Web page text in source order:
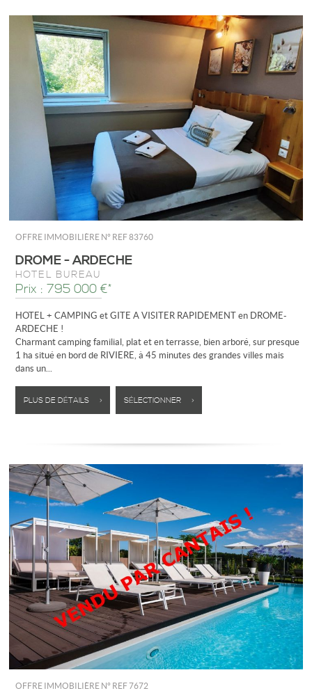
OFFRE IMMOBILIÈRE N° REF 83760
DROME - ARDECHE
HÔTEL BUREAU
Prix : 795 000 €*
HOTEL + CAMPING et GITE A VISITER RAPIDEMENT en DROME-
ARDECHE !
Charmant camping familial, plat et en terrasse, bien arboré, sur presque
1 ha situé en bord de RIVIERE, à 45 minutes des grandes villes mais
dans un...
PLUS DE DÉTAILS > SÉLECTIONNER >
OFFRE IMMOBILIÈRE N° REF 7672